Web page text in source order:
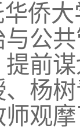
侨
公
前
杨
观